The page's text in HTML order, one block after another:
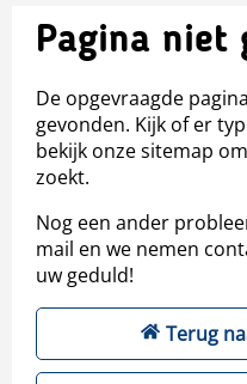
Pagina niet
De opgevraagde
gevonden. Kijk of er
bekijk onze sitemap
zoekt.
Nog een ander
mail en we nemen
uw geduld!
Terug